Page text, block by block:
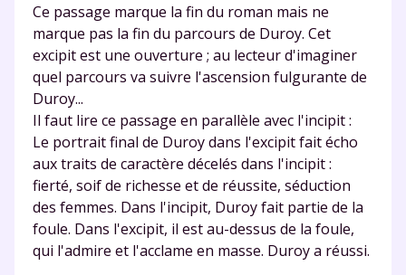
Ce passage marque la fin du roman mais ne
marque pas la fin du parcours de Duroy. Cet
excipit est une ouverture ; au lecteur d'imaginer
quel parcours va suivre l'ascension fulgurante de
Duroy...
Il faut lire ce passage en parallèle avec l'incipit :
Le portrait final de Duroy dans l'excipit fait écho
aux traits de caractère décelés dans l'incipit :
fierté, soif de richesse et de réussite, séduction
des femmes. Dans l'incipit, Duroy fait partie de la
foule. Dans l'excipit, il est au-dessus de la foule,
qui l'admire et l'acclame en masse. Duroy a réussi.